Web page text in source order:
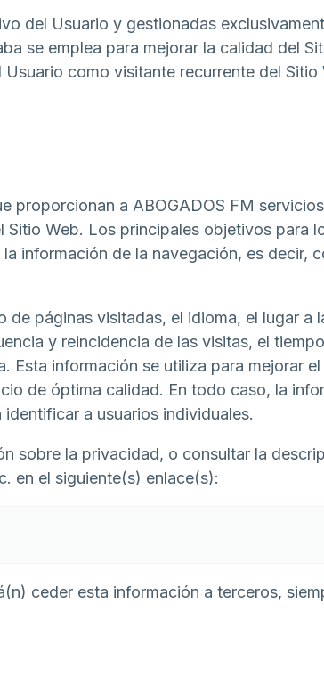
del Usuario y gestionadas
se emplea para mejorar la calidad del
como visitante recurrente del
proporcionan a ABOGADOS FM
Web. Los principales objetivos para
información de la navegación, es decir,
páginas visitadas, el idioma, el lugar a
y reincidencia de las visitas, el
información se utiliza para mejorar
de óptima calidad. En todo caso, la
a usuarios individuales.
sobre la privacidad, o consultar la
en el siguiente(s) enlace(s):
ceder esta información a terceros,